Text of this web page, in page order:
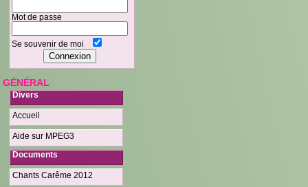
Mot de passe
Se souvenir de moi
GÉNÉRAL
Divers
Accueil
Aide sur MPEG3
Documents
Chants Carême 2012